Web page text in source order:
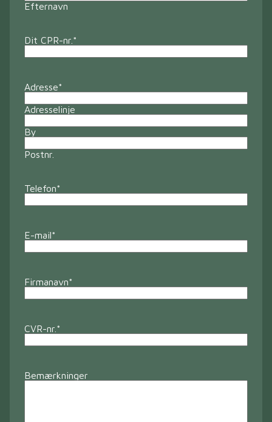
Efternavn
Dit CPR-nr. *
Adresse*
Adresselinje
By
Postnr.
Telefon*
E-mail*
Firmanavn*
CVR-nr. *
Bemærkninger